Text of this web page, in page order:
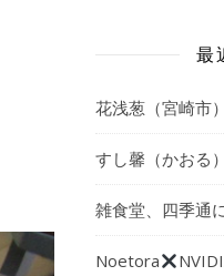
最
花浅葱（宮崎市）
すし馨（かおる
雑食堂、四季通
Noetora